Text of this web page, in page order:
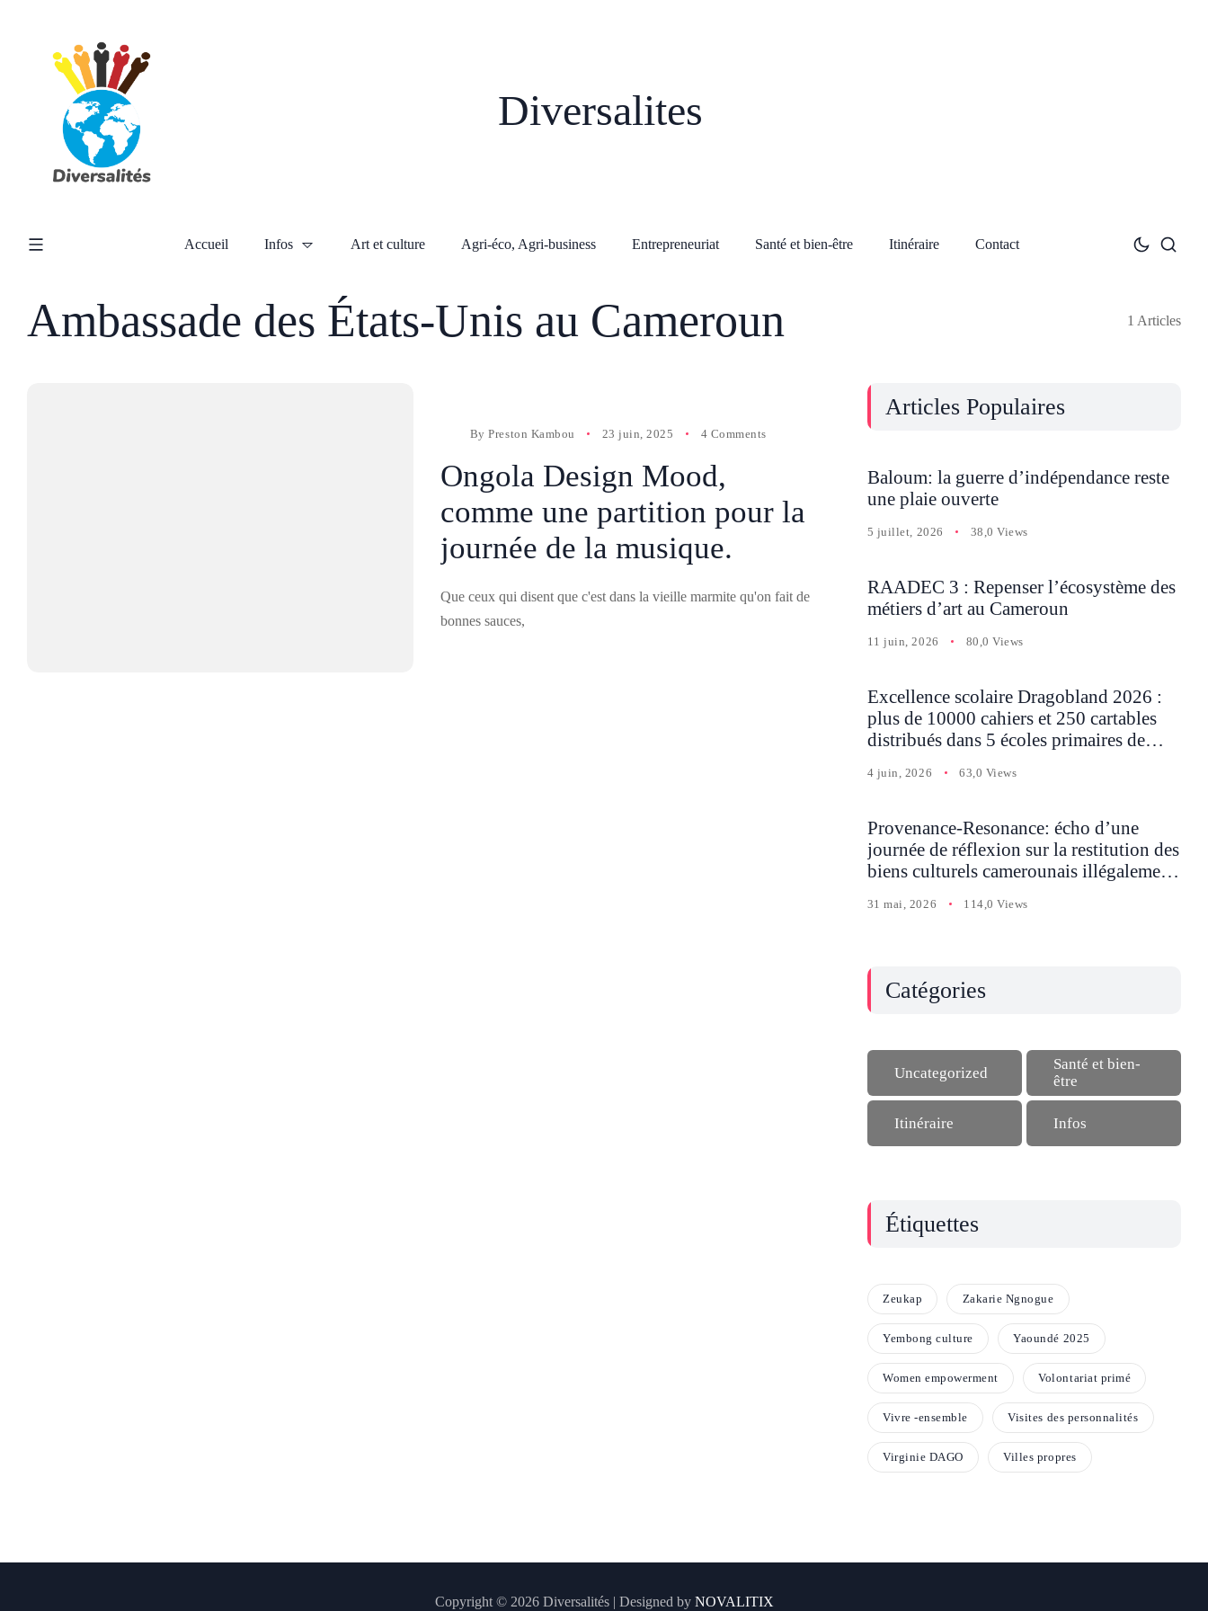
Diversalites
Accueil Infos Art et culture Agri-éco, Agri-business Entrepreneuriat Santé et bien-être Itinéraire Contact
Ambassade des États-Unis au Cameroun 1 Articles
ByPreston Kambou 23 juin, 2025 4 Comments
Ongola Design Mood,
comme une partition pour la
journée de la musique.
Que ceux qui disent que c'est dans la vieille marmite qu'on fait de
bonnes sauces,
Articles Populaires
Baloum: la guerre d’indépendance reste
une plaie ouverte
5 juillet, 2026 38,0 Views
RAADEC 3 : Repenser l’écosystème des
métiers d’art au Cameroun
11 juin, 2026 80,0 Views
Excellence scolaire Dragobland 2026 :
plus de 10000 cahiers et 250 cartables
distribués dans 5 écoles primaires de
4 juin, 2026 63,0 Views
Provenance-Resonance: écho d’une
journée de réflexion sur la restitution des
biens culturels camerounais illégalement
31 mai, 2026 114,0 Views
Catégories
Uncategorized
Santé et bien-
être
Itinéraire Infos
Étiquettes
Zeukap Zakarie Ngnogue
Yembong culture Yaoundé 2025
Women empowerment Volontariat primé
Vivre -ensemble Visites des personnalités
Virginie DAGO Villes propres
Copyright © 2026 Diversalités | Designed by NOVALITIX